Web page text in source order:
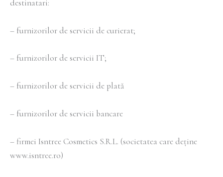
destinatari:
– furnizorilor de servicii de curierat;
– furnizorilor de servicii IT;
– furnizorilor de servicii de plată
– furnizorilor de servicii bancare
– firmei Isntree Cosmetics S.R.L. (societatea care deține
www.isntree.ro)